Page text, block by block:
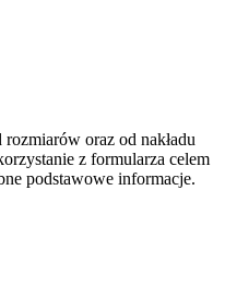
oraz od nakładu
z formularza celem
podstawowe informacje.